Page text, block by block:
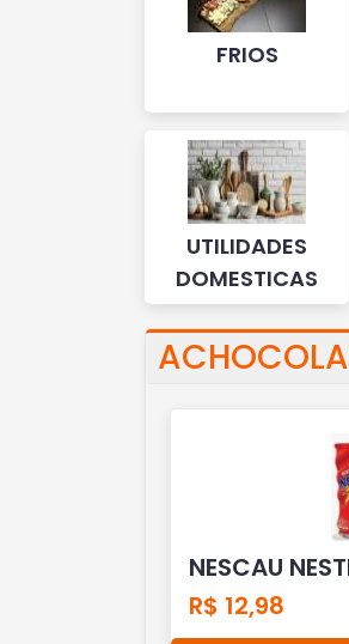
FRIOS
UTILIDADES
DOMESTICAS
NESCAU
R$ 12,98